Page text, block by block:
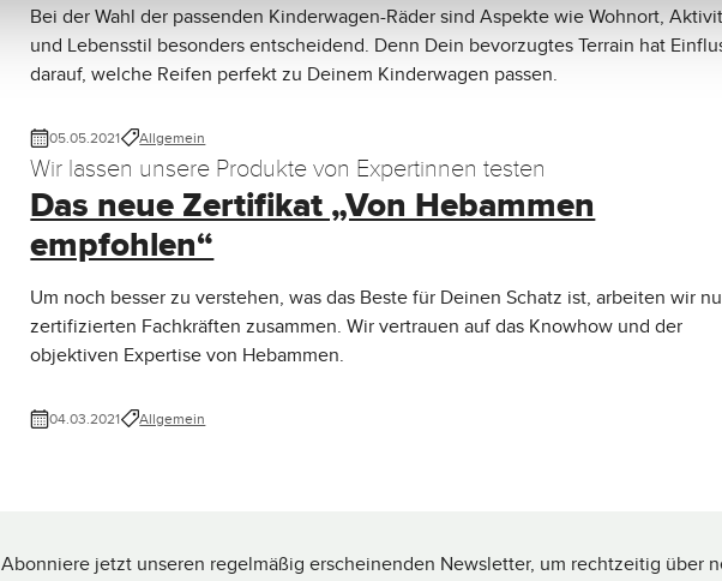
Bei der Wahl der passenden Kinderwagen-Räder sind Aspekte wie Wohnort,
und Lebensstil besonders entscheidend. Denn Dein bevorzugtes Terrain hat
darauf, welche Reifen perfekt zu Deinem Kinderwagen passen.
05.05.2021 Allgemein
Wir lassen unsere Produkte von Expertinnen testen
Das neue Zertifikat „Von Hebammen
empfohlen“
Um noch besser zu verstehen, was das Beste für Deinen Schatz ist, arbeiten wir
zertifizierten Fachkräften zusammen. Wir vertrauen auf das Knowhow und der
objektiven Expertise von Hebammen.
04.03.2021 Allgemein
Abonniere jetzt unseren regelmäßig erscheinenden Newsletter, um rechtzeitig über